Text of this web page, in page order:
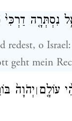
דַרְכִּי֙
redest, o
geht mein
עוֹלָ֤ם ׀יְהֹוָה֙